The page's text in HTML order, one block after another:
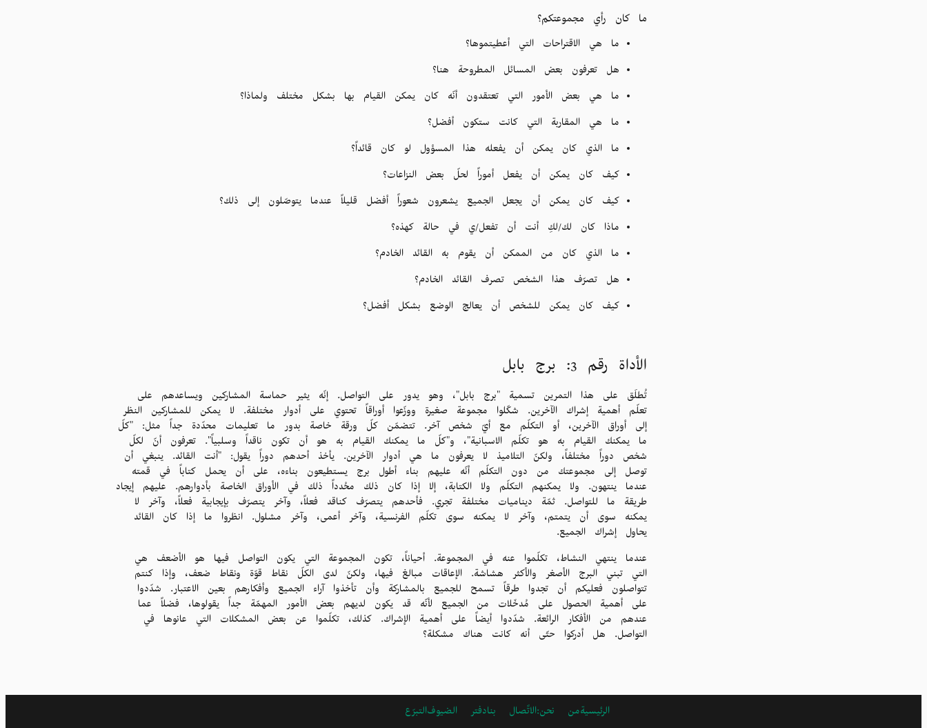
ما كان رأي مجموعتكم؟
ما هي الاقتراحات التي أعطيتموها؟
هل تعرفون بعض المسائل المطروحة هنا؟
ما هي بعض الأمور التي تعتقدون أنّه كان يمكن القيام بها بشكل مختلف ولماذا؟
ما هي المقاربة التي كانت ستكون أفضل؟
ما الذي كان يمكن أن يفعله هذا المسؤول لو كان قائداً؟
كيف كان يمكن أن يفعل أموراً لحلّ بعض النزاعات؟
كيف كان يمكن أن يجعل الجميع يشعرون شعوراً أفضل قليلاً عندما يتوصّلون إلى ذلك؟
ماذا كان لك/لكِ أنت أن تفعل/ي في حالة كهذه؟
ما الذي كان من الممكن أن يقوم به القائد الخادم؟
هل تصرّف هذا الشخص تصرف القائد الخادم؟
كيف كان يمكن للشخص أن يعالج الوضع بشكل أفضل؟
الأداة رقم 3: برج بابل
تُطلَق على هذا التمرين تسمية "برج بابل"، وهو يدور على التواصل. إنّه يثير حماسة المشاركين ويساعدهم على
تعلّم أهمية إشراك الآخرين. شكّلوا مجموعة صغيرة ووزّعوا أوراقاً تحتوي على أدوار مختلفة. لا يمكن للمشاركين النظر
إلى أوراق الآخرين، أو التكلّم مع أيّ شخص آخر. تتضمّن كلّ ورقة خاصة بدور ما تعليمات محدّدة جداً مثل: "كلّ
ما يمكنك القيام به هو تكلّم الاسبانية"، و"كلّ ما يمكنك القيام به هو أن تكون ناقداً وسلبياً". تعرفون أنّ لكلّ
شخص دوراً مختلفاً، ولكنّ التلاميذ لا يعرفون ما هي أدوار الآخرين. يأخذ أحدهم دوراً يقول: "أنت القائد. ينبغي أن
توصل إلى مجموعتك من دون التكلّم أنّه عليهم بناء أطول برج يستطيعون بناءه، على أن يحمل كتاباً في قمته
عندما ينتهون. ولا يمكنهم التكلّم ولا الكتابة، إلا إذا كان ذلك محُدداً ذلك في الأوراق الخاصة بأدوارهم. عليهم إيجاد
طريقة ما للتواصل. ثمّة ديناميات مختلفة تجري. فأحدهم يتصرّف كناقد فعلاً، وآخر يتصرّف بإيجابية فعلاً، وآخر لا
يمكنه سوى أن يتمتم، وآخر لا يمكنه سوى تكلّم الفرنسية، وآخر أعمى، وآخر مشلول. انظروا ما إذا كان القائد
يحاول إشراك الجميع.
عندما ينتهي النشاط، تكلّموا عنه في المجموعة. أحياناً، تكون المجموعة التي يكون التواصل فيها هو الأضعف هي
التي تبني البرج الأصغر والأكثر هشاشة. الإعاقات مبالغ فيها، ولكنّ لدى الكلّ نقاط قوّة ونقاط ضعف، وإذا كنتم
تتواصلون فعليكم أن تجدوا طرقاً تسمح للجميع بالمشاركة وأن تأخذوا آراء الجميع وأفكارهم بعين الاعتبار. شدّدوا
على أهمية الحصول على مُدخَلات من الجميع لأنّه قد يكون لديهم بعض الأمور المهمّة جداً يقولوها، فضلاً عما
عندهم من الأفكار الرائعة. شدّدوا أيضاً على أهمية الإشراك. كذلك، تكلّموا عن بعض المشكلات التي عانوها في
التواصل. هل أدركوا حتّى أنه كانت هناك مشكلة؟
ARABIC
الرئيسيةمن نحن:الاتًصال بنادفتر الضيوفالتبرّع